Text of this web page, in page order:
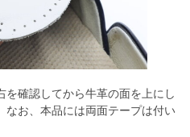
確認してから牛革の面を上にし
なお、本品には両面テープは付い